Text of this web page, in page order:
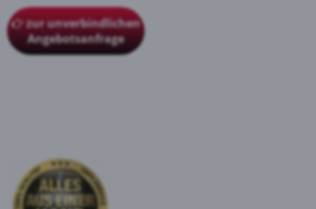
zur unverbindlichen
Angebotsanfrage